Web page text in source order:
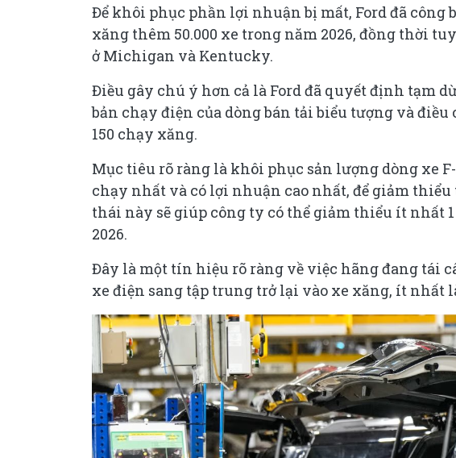
Để khôi phục phần lợi nhuận bị mất, Ford đã công
xăng thêm 50.000 xe trong năm 2026, đồng thời
ở Michigan và Kentucky.
Điều gây chú ý hơn cả là Ford đã quyết định tạm
bản chạy điện của dòng bán tải biểu tượng và
150 chạy xăng.
Mục tiêu rõ ràng là khôi phục sản lượng dòng xe
chạy nhất và có lợi nhuận cao nhất, để giảm
thái này sẽ giúp công ty có thể giảm thiểu ít nhất
2026.
Đây là một tín hiệu rõ ràng về việc hãng đang tái
xe điện sang tập trung trở lại vào xe xăng, ít nhất